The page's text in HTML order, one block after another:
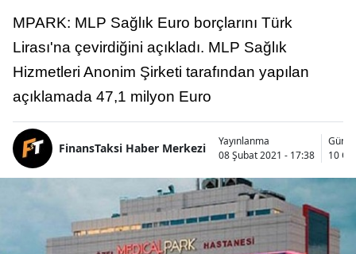
MPARK: MLP Sağlık Euro borçlarını Türk
Lirası'na çevirdiğini açıkladı. MLP Sağlık
Hizmetleri Anonim Şirketi tarafından yapılan
açıklamada 47,1 milyon Euro
FinansTaksi Haber Merkezi
Yayınlanma
08 Şubat 2021 - 17:38
10